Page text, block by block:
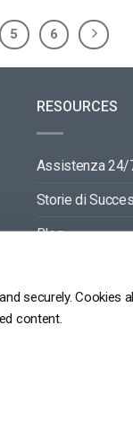
securely. Cookies
content.
5 6
RESOURCES
Assistenza 24/
Storie di
Blog
Player API